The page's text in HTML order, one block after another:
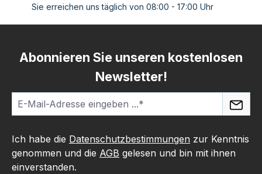
Sie erreichen uns täglich von 08:00 - 17:00 Uhr
Abonnieren Sie unseren kostenlosen
Newsletter!
Ich habe die Datenschutzbestimmungen zur Kenntnis
genommen und die AGB gelesen und bin mit ihnen
einverstanden.